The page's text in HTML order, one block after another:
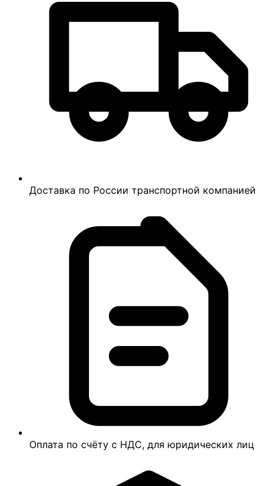
Доставка по России транспортной компанией
Оплата по счёту с НДС, для юридических лиц